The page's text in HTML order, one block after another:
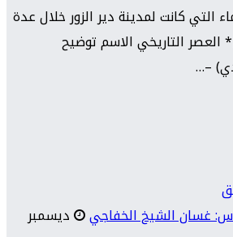
التي كانت لمدينة دير الزور خلال عدة
تاريخية [1]* العصر التاريخي الاسم توضيح
غسان الشيخ الخفاجي
ديسمبر